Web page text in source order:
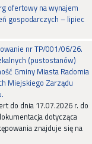
ofertowy na wynajem
gospodarczych – lipiec
nr TP/001/06/26.
(pustostanów)
Gminy Miasta Radomia
Miejskiego Zarządu
do dnia 17.07.2026 r. do
dotycząca
znajduje się na